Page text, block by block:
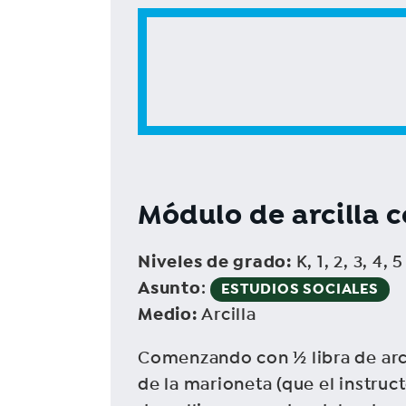
Módulo de arcilla
Niveles de grado: K, 1, 2, 3, 4, 5
Asunto: ESTUDIOS SOCIALES
Medio:Arcilla
Comenzando con ½ libra de
de la marioneta (que el